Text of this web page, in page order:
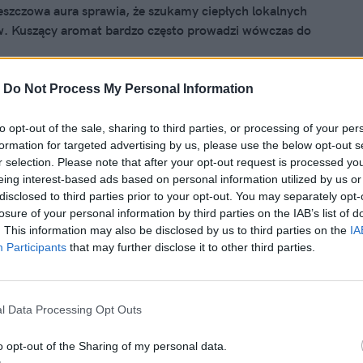
Do Not Process My Personal Information
opt-out of the sale, sharing to third parties, or processing of your
for targeted advertising by us, please use the below opt-out
selection. Please note that after your opt-out request is processed
interest-based ads based on personal information utilized by us
to third parties prior to your opt-out. You may separately
of your personal information by third parties on the IAB’s list of
This information may also be disclosed by us to third parties on the
Participants that may further disclose it to other third parties.
Data Processing Opt Outs
opt-out of the Sharing of my personal data.
aura sprawia, że szukamy ciepłych lokalnych
Kuszący aromat bardzo często prowadzi wówczas do
18:31
pusty talerz w Szklarskiej Porębie.
rozpętało burzę
próbując uniknąć zimnego i deszczowego Bałtyku, wybrała
w góry. Obok Tatr najpopularniejszym pasmem są
To właśnie turyści ze Szklarskiej Poręby
na pozycję w jednej z popularniejszych restauracji.